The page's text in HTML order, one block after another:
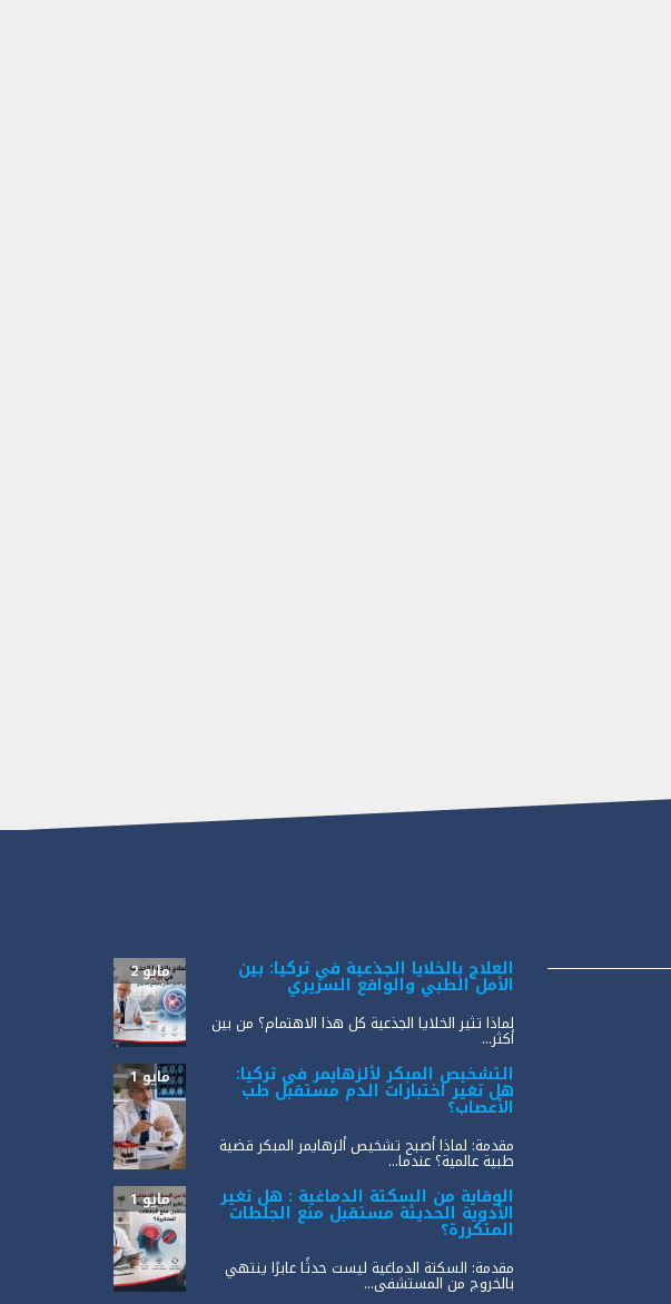
العلاج بالخلايا الجذعية في تركيا: بين
الأمل الطبي والواقع السريري
مايو 2
لماذا تثير الخلايا الجذعية كل هذا الاهتمام؟ من بين
أكثر...
التشخيص المبكر لألزهايمر في تركيا:
هل تغير اختبارات الدم مستقبل طب
الأعصاب؟
مايو 1
مقدمة: لماذا أصبح تشخيص ألزهايمر المبكر قضية
طبية عالمية؟ عندما...
الوقاية من السكتة الدماغية : هل تغير
الأدوية الحديثة مستقبل منع الجلطات
المتكررة؟
مايو 1
مقدمة: السكتة الدماغية ليست حدثًا عابرًا ينتهي
بالخروج من المستشفى...